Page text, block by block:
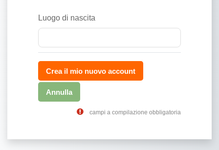
Luogo di nascita
campi a compilazione obbligatoria